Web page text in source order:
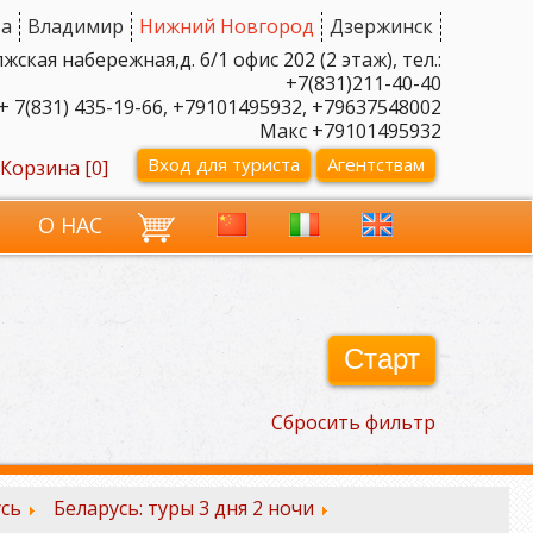
Дзержинск
Нижний Новгород
Владимир
набережная,д. 6/1 офис 202 (2 этаж), тел.:
+7(831)211-40-40
7(831) 435-19-66, +79101495932, +79637548002
Макс +79101495932
Корзина [0] Вход для туриста Агентствам
О НАС
Старт
Сбросить фильтр
Беларусь: туры 3 дня 2 ночи